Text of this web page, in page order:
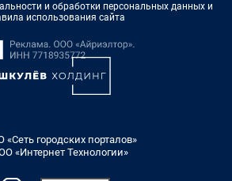
и обработки персональных данных и
использования сайта
городских порталов»
«Интернет Технологии»